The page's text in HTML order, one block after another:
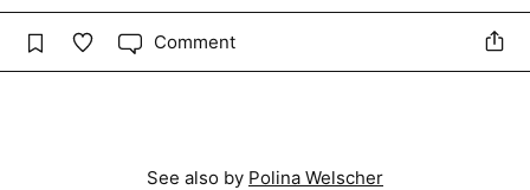
Comment
See also by Polina Welscher